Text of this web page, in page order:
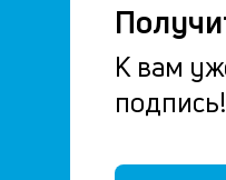
К вам
подпись!